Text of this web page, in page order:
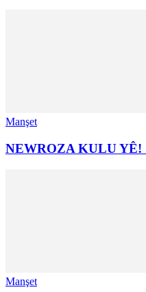
Manşet
NEWROZA KULU YÊ!
Manşet